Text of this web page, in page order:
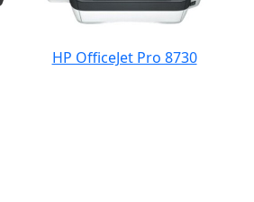
HP OfficeJet Pro 8730